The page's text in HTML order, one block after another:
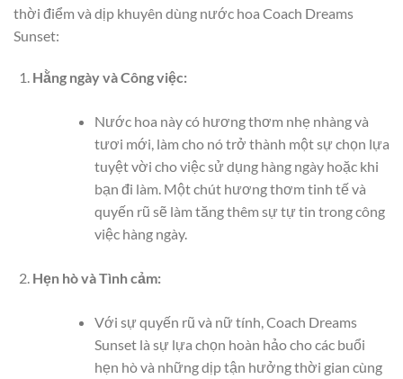
thời điểm và dịp khuyên dùng nước hoa Coach Dreams
Sunset:
Hằng ngày và Công việc:
Nước hoa này có hương thơm nhẹ nhàng và
tươi mới, làm cho nó trở thành một sự chọn lựa
tuyệt vời cho việc sử dụng hàng ngày hoặc khi
bạn đi làm. Một chút hương thơm tinh tế và
quyến rũ sẽ làm tăng thêm sự tự tin trong công
việc hàng ngày.
Hẹn hò và Tình cảm:
Với sự quyến rũ và nữ tính, Coach Dreams
Sunset là sự lựa chọn hoàn hảo cho các buổi
hẹn hò và những dịp tận hưởng thời gian cùng